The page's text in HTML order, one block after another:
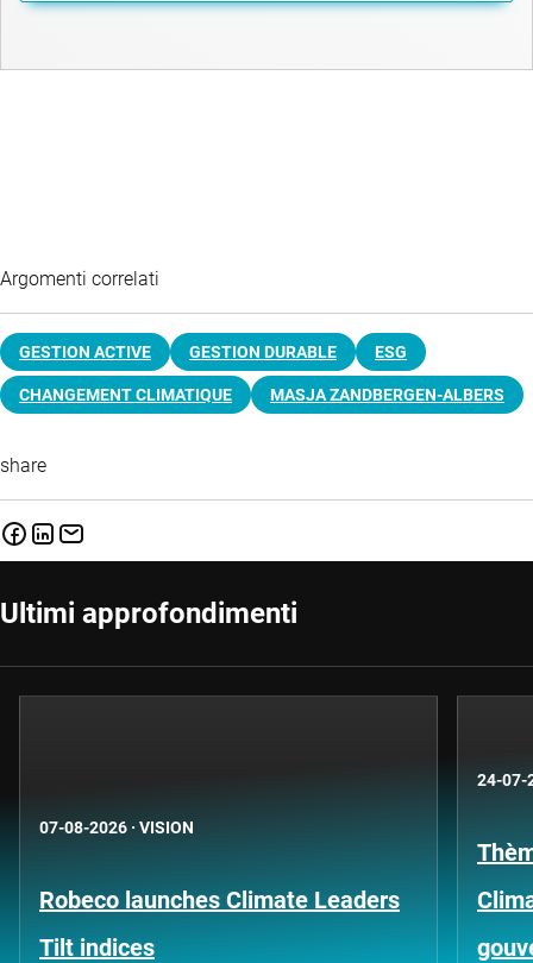
Argomenti correlati
GESTION ACTIVE GESTION DURABLE ESG
CHANGEMENT CLIMATIQUE MASJA ZANDBERGEN-ALBERS
share
Ultimi approfondimenti
07-08-2026 · VISION
Robeco launches Climate Leaders
Tilt indices
24-07-